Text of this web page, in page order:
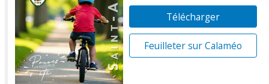
Télécharger
Feuilleter sur Calaméo